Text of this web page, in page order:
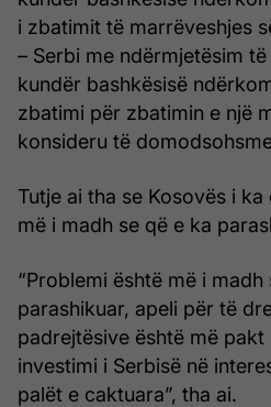
i zbatimit të marrëveshjes
– Serbi me ndërmjetësim të
kundër bashkësisë
zbatimi për zbatimin e një
konsideru të
Tutje ai tha se Kosovës i
më i madh se që e ka
“Problemi është më i madh
parashikuar, apeli për të
padrejtësive është më pakt
investimi i Serbisë në
palët e caktuara”, tha ai.